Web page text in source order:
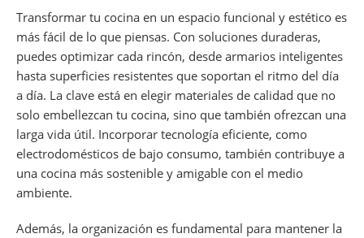
Transformar tu cocina en un espacio funcional y estético es
más fácil de lo que piensas. Con soluciones duraderas,
puedes optimizar cada rincón, desde armarios inteligentes
hasta superficies resistentes que soportan el ritmo del día
a día. La clave está en elegir materiales de calidad que no
solo embellezcan tu cocina, sino que también ofrezcan una
larga vida útil. Incorporar tecnología eficiente, como
electrodomésticos de bajo consumo, también contribuye a
una cocina más sostenible y amigable con el medio
ambiente.
Además, la organización es fundamental para mantener la